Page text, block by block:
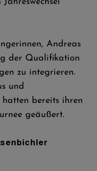
Andreas
der Qualifikation
zu integrieren.
und
bereits ihren
geäußert.